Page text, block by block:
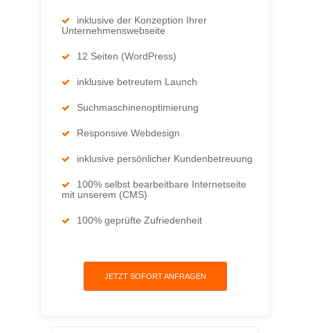
inklusive der Konzeption Ihrer
Unternehmenswebseite
12 Seiten (WordPress)
inklusive betreutem Launch
Suchmaschinenoptimierung
Responsive Webdesign
inklusive persönlicher Kundenbetreuung
100% selbst bearbeitbare Internetseite
mit unserem (CMS)
100% geprüfte Zufriedenheit
JETZT SOFORT ANFRAGEN